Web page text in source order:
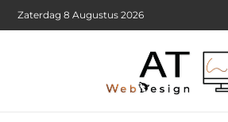
Zaterdag 8 Augustus 2026